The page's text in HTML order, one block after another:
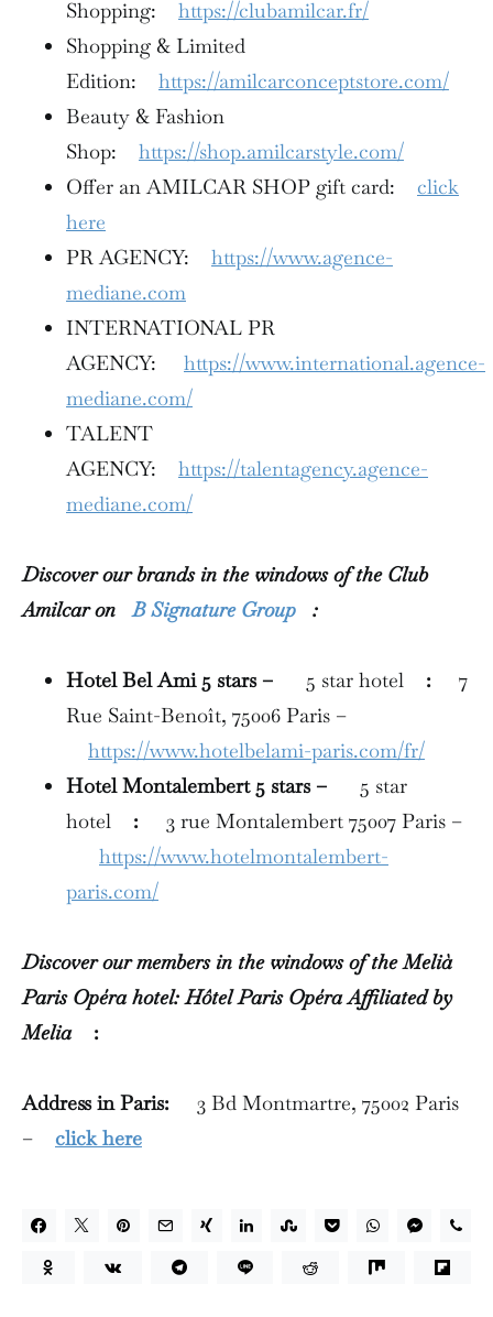
Shopping: https://clubamilcar.fr/
Shopping & Limited
Edition: https://amilcarconceptstore.com/
Beauty & Fashion
Shop: https://shop.amilcarstyle.com/
Offer an AMILCAR SHOP gift card: click
here
PR AGENCY: https://www.agence-
mediane.com
INTERNATIONAL PR
AGENCY: https://www.international.agence-
mediane.com/
TALENT
AGENCY: https://talentagency.agence-
mediane.com/
Discover our brands in the windows of the Club
Amilcar onB Signature Group :
Hotel Bel Ami 5 stars – 5 star hotel : 7
Rue Saint-Benoît, 75006 Paris –
https://www.hotelbelami-paris.com/fr/
Hotel Montalembert 5 stars –
5 star
hotel : 3 rue Montalembert 75007 Paris –
https://www.hotelmontalembert-
paris.com/
Discover our members in the windows of the Melià
Paris Opéra hotel: Hôtel Paris Opéra Affiliated by
Melia
:
Address in Paris:
3 Bd Montmartre, 75002 Paris
– click here